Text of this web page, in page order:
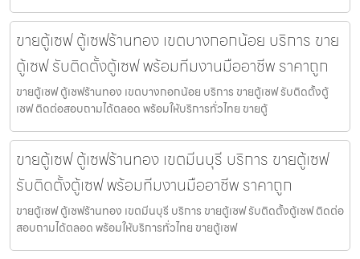
ขายตู้เซฟ ตู้เซฟร้านทอง เขตบางกอกน้อย บริการ ขาย
ตู้เซฟ รับติดตั้งตู้เซฟ พร้อมทีมงานมืออาชีพ ราคาถูก
ขายตู้เซฟ ตู้เซฟร้านทอง เขตบางกอกน้อย บริการ ขายตู้เซฟ รับติดตั้งตู้
เซฟ ติดต่อสอบถามได้ตลอด พร้อมให้บริการทั่วไทย ขายตู้
ขายตู้เซฟ ตู้เซฟร้านทอง เขตมีนบุรี บริการ ขายตู้เซฟ
รับติดตั้งตู้เซฟ พร้อมทีมงานมืออาชีพ ราคาถูก
ขายตู้เซฟ ตู้เซฟร้านทอง เขตมีนบุรี บริการ ขายตู้เซฟ รับติดตั้งตู้เซฟ ติดต่อ
สอบถามได้ตลอด พร้อมให้บริการทั่วไทย ขายตู้เซฟ